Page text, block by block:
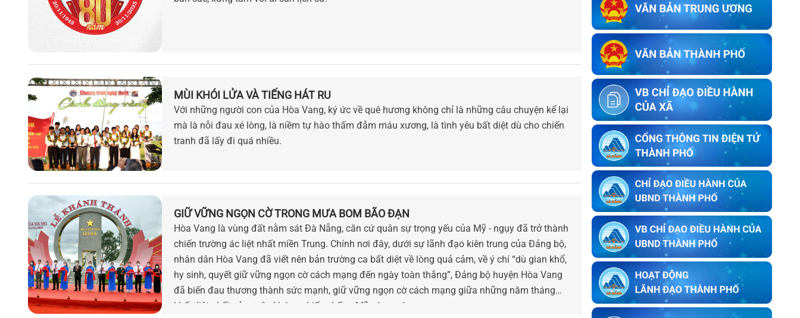
MÙI KHÓI LỬA VÀ TIẾNG HÁT RU
Với những người con của Hòa Vang, ký ức về quê hương không chỉ là những câu chuyện kể lại
mà là nỗi đau xé lòng, là niềm tự hào thấm đẫm máu xương, là tình yêu bất diệt dù cho chiến
tranh đã lấy đi quá nhiều.
GIỮ VỮNG NGỌN CỜ TRONG MƯA BOM BÃO ĐẠN
Hòa Vang là vùng đất nằm sát Đà Nẵng, căn cứ quân sự trọng yếu của Mỹ - ngụy đã trở thành
chiến trường ác liệt nhất miền Trung. Chính nơi đây, dưới sự lãnh đạo kiên trung của Đảng bộ,
nhân dân Hòa Vang đã viết nên bản trường ca bất diệt về lòng quả cảm, về ý chí “dù gian khổ,
hy sinh, quyết giữ vững ngọn cờ cách mạng đến ngày toàn thắng”, Đảng bộ huyện Hòa Vang
đã biến đau thương thành sức mạnh, giữ vững ngọn cờ cách mạng giữa những năm tháng
khốc liệt nhất của cuộc kháng chiến chống Mỹ cứu nước.
bản mô tả ranh giới, mốc giới của bà
Võ Thị Ngọc Hương và bà Nguyễn
Thị Huệ tại thôn An Châu cũ, nay là
thôn Nam Thành, xã Hòa Vang, thành
phố Đà Nẵng
Thông báo về việc kết thúc niêm yết
ký xác nhận ranh giới, mốc giới thửa
đất của người sử dụng đất liền kề với
ông Lê Trung Lý
Thông báo về việc kết thúc niêm yết
ký xác nhận ranh giới, mốc giới thửa
đất của người sử dụng đất liền kề với
ông Nguyễn Bông
Thông báo về việc kết thúc niêm yết
ký xác nhận ranh giới, mốc giới của
người sử dụng đất liền kề với bà Trần
Thị Huyền Trang
Thông báo về việc kết thúc niêm yết
ký xác nhận ranh giới, mốc giới của
người sử dụng đất liền kề với ông